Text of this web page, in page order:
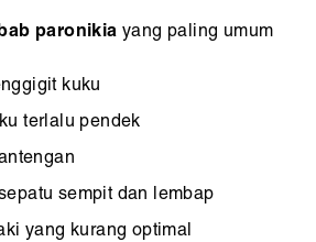
paronikia yang paling umum
kuku
terlalu pendek
sempit dan lembap
yang kurang optimal